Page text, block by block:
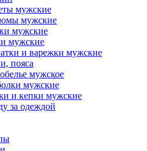
мужские
мужские
мужские
мужские
и варежки мужские
пояса
мужское
мужские
и кепки мужские
за одеждой